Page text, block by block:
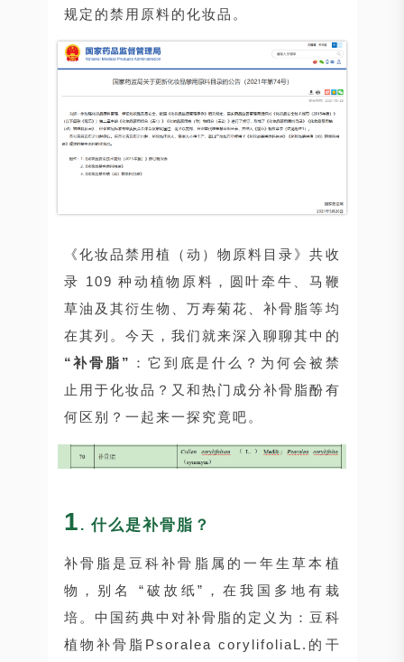
规定的禁用原料的化妆品。
《化妆品禁用植（动）物原料目录》共收
录 109 种动植物原料，圆叶牵牛、马鞭
草油及其衍生物、万寿菊花、补骨脂等均
在其列。今天，我们就来深入聊聊其中的
“补骨脂” ：它到底是什么？为何会被禁
止用于化妆品？又和热门成分补骨脂酚有
何区别？一起来一探究竟吧。
1 .什么是补骨脂？
补骨脂是豆科补骨脂属的一年生草本植
物，别名 “破故纸”，在我国多地有栽
培。中国药典中对补骨脂的定义为：豆科
植物补骨脂Psoralea corylifoliaL.的干